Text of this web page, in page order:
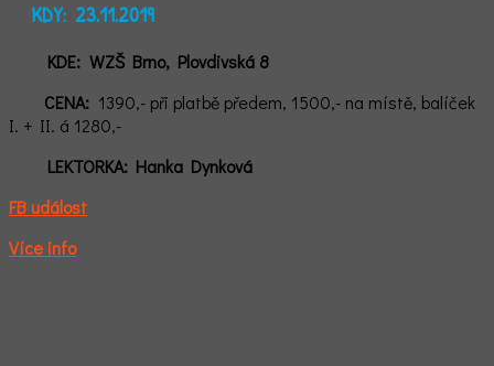
KDY: 23.11.2019
KDE: WZŠ Brno, Plovdivská 8
CENA: 1390,- při platbě předem, 1500,- na místě, balíček
I. + II. á 1280,-
LEKTORKA: Hanka Dynková
FB událost
Více info